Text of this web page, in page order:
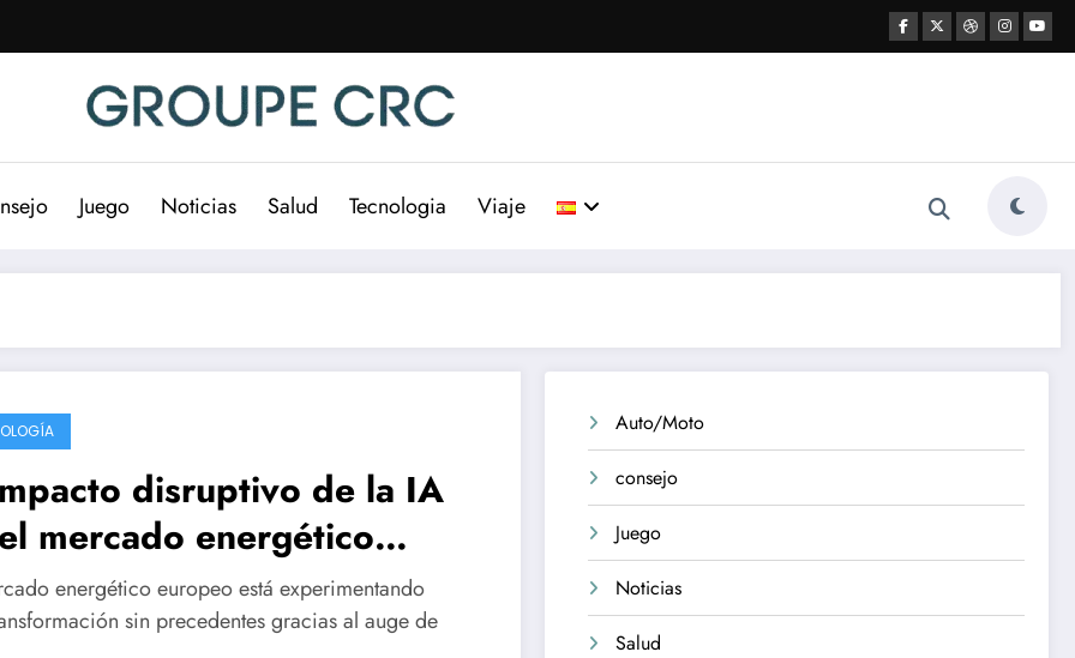
Juego Noticias Salud Tecnologia Viaje
disruptivo de la IA
mercado energético
energético europeo está experimentando
sin precedentes gracias al auge de
Auto/Moto
consejo
Juego
Noticias
Salud